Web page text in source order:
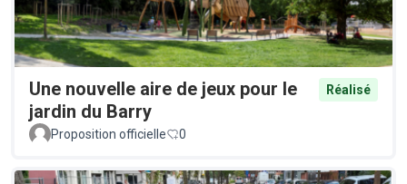
Une nouvelle aire de jeux pour le
jardin du Barry
Réalisé
Proposition officielle 0